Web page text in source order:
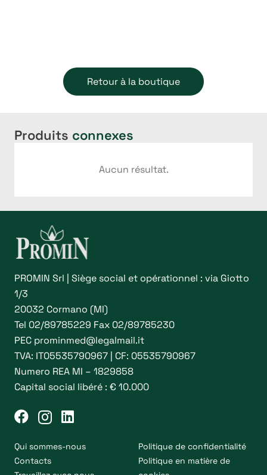
Retour à la boutique
Produits connexes
Aucun résultat.
PROMIN Srl | Siège social et opérationnel : via Giotto
1/3
20032 Cormano (MI)
Tel 02/89785229 Fax 02/89785230
PEC prominmed@legalmail.it
TVA: IT05535790967 | CF: 05535790967
Numero REA MI – 1829858
Capital social libéré : € 10.000
Qui sommes-nous
Contacts
Politique de confidentialité
Politique en matière de